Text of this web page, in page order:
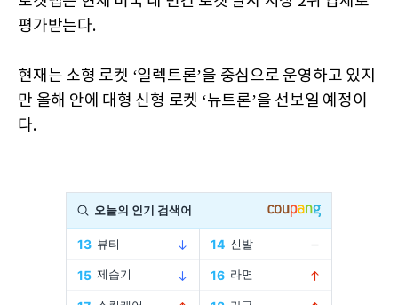
평가받는다.
현재는 소형 로켓 ‘일렉트론’을 중심으로 운영하고 있지
만 올해 안에 대형 신형 로켓 ‘뉴트론’을 선보일 예정이
다.